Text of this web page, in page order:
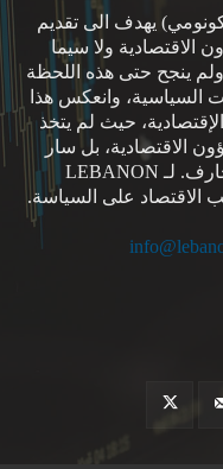
يهدف الى تقديم
الاقتصادية ولا سيما
ولم ينجح حتى هذه اللحظة
السياسية، وانعكس هذا
حيث لم يتخذ
الاقتصادية، بل سار
والاقتصاد في التيار السياسي الجارف. لـ LEBANON